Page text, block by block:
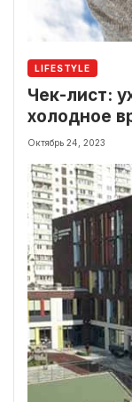
LIFESTYLE
Чек-лист:
холодное
Октябрь 24, 2023